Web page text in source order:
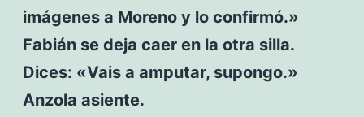
imágenes a Moreno y lo confirmó.»
Fabián se deja caer en la otra silla.
Dices: «Vais a amputar, supongo.»
Anzola asiente.